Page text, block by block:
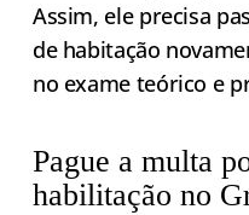
Assim, ele precisa
de habitação
no exame teórico e
Pague a multa
habilitação no